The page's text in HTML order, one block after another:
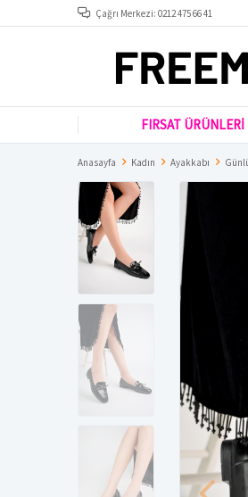
Çağrı Merkezi: 0212 475 66 41
FIRSAT ÜRÜNLERİ
Anasayfa Kadın Ayakkabı